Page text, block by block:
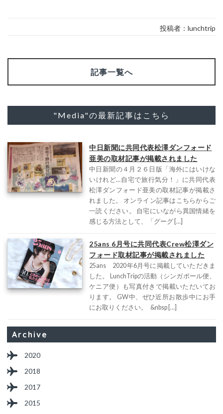
投稿者：lunchtrip
記事一覧へ
"Media"の最新記事はこちら
中日新聞に共同代表松澤ダンフォード
亜美の取材記事が掲載されました
中日新聞の４月２６日版「海外にはいけな
いけれど…自宅で旅行気分！」に共同代表
松澤ダンフォード亜美の取材記事が掲載さ
れました。 オンライン記事はこちらからご
一読ください。 自宅にいながら異国情緒を
感じる方法として、「グーグ […]
25ans 6月号に共同代表Crew松澤ダン
フォード取材記事が掲載されました
25ans 2020年6月号に掲載していただきま
した。 LunchTripの活動（シンガポール便、
ケニア便）も写真付きで掲載いただいてお
ります。 GW中、ぜひ近所お散歩中にお手
にお取りください。 &nbsp […]
Archive
2020
2018
2017
2015